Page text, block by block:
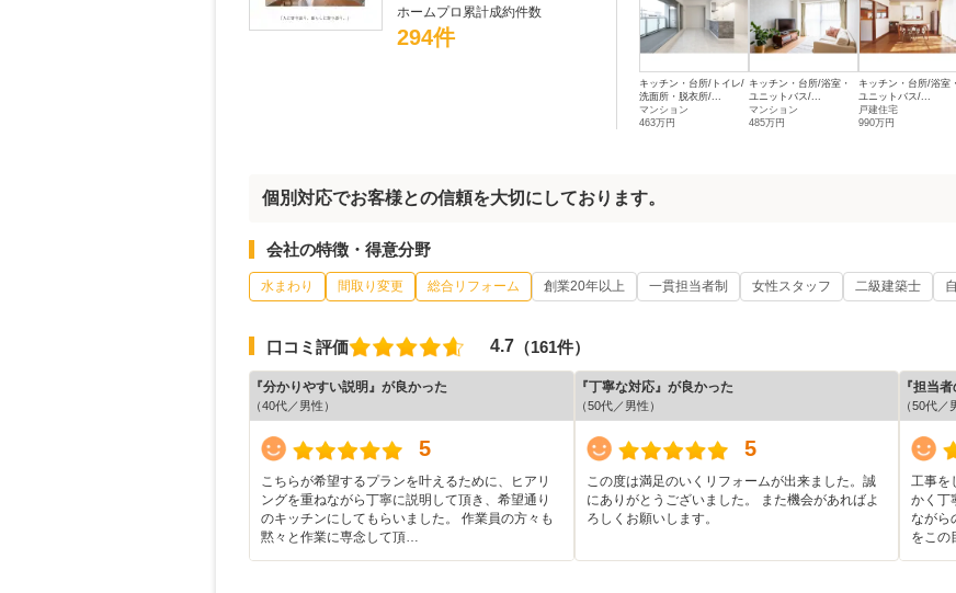
ホームプロ累計成約件数
294件
キッチン・台所/トイレ/
洗面所・脱衣所/...
マンション
463万円
キッチン・台所/浴室・
ユニットバス/...
マンション
485万円
キッチン・台所/浴室・
ユニットバス/...
戸建住宅
990万円
個別対応でお客様との信頼を大切にしております。
会社の特徴・得意分野
水まわり 間取り変更 総合リフォーム 創業20年以上 一貫担当者制 女性スタッフ 二級建築士
口コミ評価 4.7 （161件）
『分かりやすい説明』が良かった
（40代／男性）
5
こちらが希望するプランを叶えるために、ヒアリ
ングを重ねながら丁寧に説明して頂き、希望通り
のキッチンにしてもらいました。 作業員の方々も
黙々と作業に専念して頂…
『丁寧な対応』が良かった
（50代／男性）
5
この度は満足のいくリフォームが出来ました。誠
にありがとうございました。 また機会があればよ
ろしくお願いします。
『担当
（50代／
工事を
かく丁
ながら
をこの